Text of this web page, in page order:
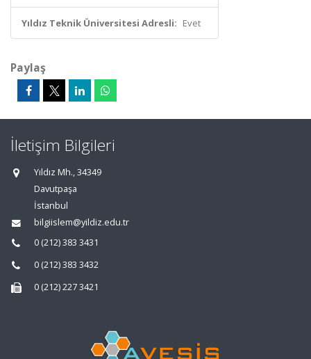
Yıldız Teknik Üniversitesi Adresli: Evet
Paylaş
İletişim Bilgileri
Yıldız Mh., 34349
Davutpaşa
İstanbul
bilgiislem@yildiz.edu.tr
0 (212) 383 3431
0 (212) 383 3432
0 (212) 227 3421